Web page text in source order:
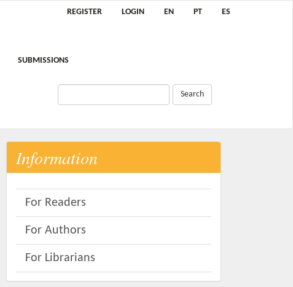
REGISTER LOGIN EN PT ES
SUBMISSIONS
Search
Information
For Readers
For Authors
For Librarians